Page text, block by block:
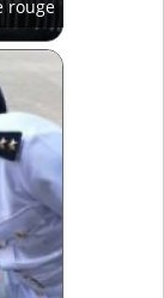
rouge